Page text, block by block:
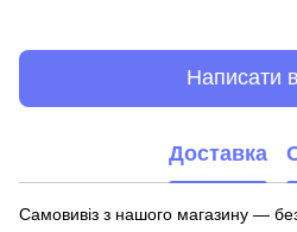
Написати
Доставка
Самовивіз з нашого магазину —